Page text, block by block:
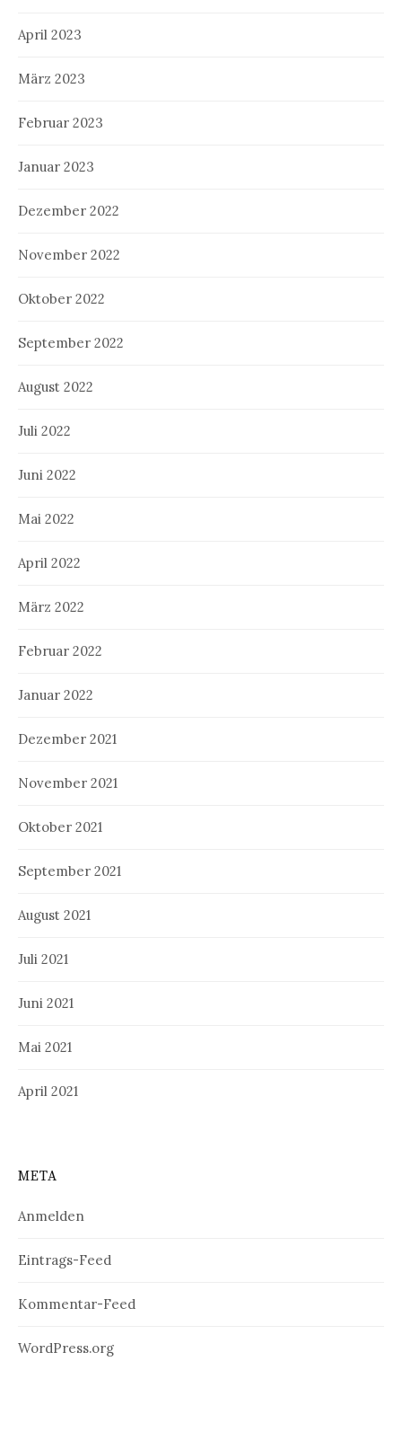
April 2023
März 2023
Februar 2023
Januar 2023
Dezember 2022
November 2022
Oktober 2022
September 2022
August 2022
Juli 2022
Juni 2022
Mai 2022
April 2022
März 2022
Februar 2022
Januar 2022
Dezember 2021
November 2021
Oktober 2021
September 2021
August 2021
Juli 2021
Juni 2021
Mai 2021
April 2021
META
Anmelden
Eintrags-Feed
Kommentar-Feed
WordPress.org